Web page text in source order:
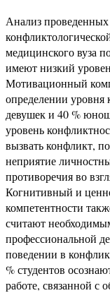
Анализ проведенных
медицинского вуза
имеют низкий
Мотивационный
определении уровня
девушек и 40 %
уровень
вызвать конфликт,
неприятие
противоречия во
Когнитивный и
компетентности
считают
профессиональной
поведении в
% студентов
работе, связанной с